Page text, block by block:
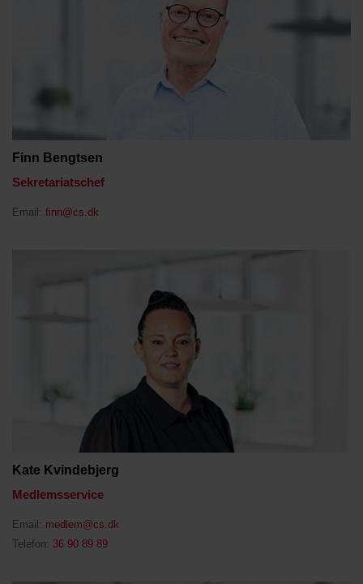
Finn Bengtsen
Sekretariatschef
Email: finn@cs.dk
Kate Kvindebjerg
Medlemsservice
Email: medlem@cs.dk
Telefon: 36 90 89 89